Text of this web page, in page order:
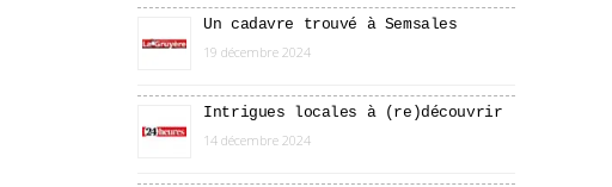
Un cadavre trouvé à Semsales
19 décembre 2024
Intrigues locales à (re)découvrir
14 décembre 2024